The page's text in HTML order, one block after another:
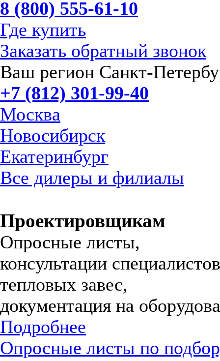
8 (800) 555-61-10
Где купить
Заказать обратный звонок
Ваш регион Санкт-
+7 (812) 301-99-40
Москва
Новосибирск
Екатеринбург
Все дилеры и филиалы
Проектировщикам
Опросные листы,
консультации
тепловых завес,
документация на
Подробнее
Опросные листы по